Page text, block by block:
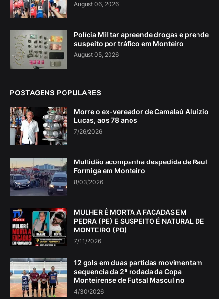
August 06, 2026
Polícia Militar apreende drogas e prende
suspeito por tráfico em Monteiro
August 05, 2026
POSTAGENS POPULARES
Morre o ex-vereador de Camalaú Aluízio
Lucas, aos 78 anos
7/26/2026
Multidão acompanha despedida de Raul
Formiga em Monteiro
8/03/2026
MULHER É MORTA A FACADAS EM
PEDRA (PE) E SUSPEITO É NATURAL DE
MONTEIRO (PB)
7/11/2026
12 gols em duas partidas movimentam
sequencia da 2ª rodada da Copa
Monteirense de Futsal Masculino
4/30/2026